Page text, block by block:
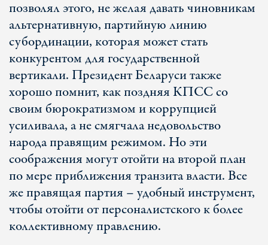
позволял этого, не желая давать чиновникам
альтернативную, партийную линию
субординации, которая может стать
конкурентом для государственной
вертикали. Президент Беларуси также
хорошо помнит, как поздняя КПСС со
своим бюрократизмом и коррупцией
усиливала, а не смягчала недовольство
народа правящим режимом. Но эти
соображения могут отойти на второй план
по мере приближения транзита власти. Все
же правящая партия – удобный инструмент,
чтобы отойти от персоналистского к более
коллективному правлению.